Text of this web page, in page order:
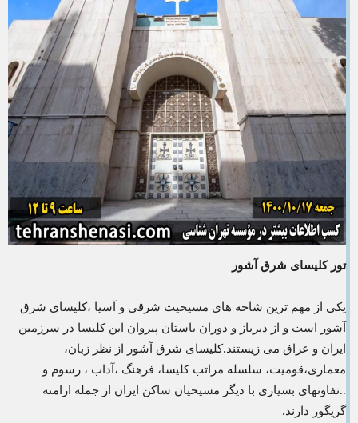
تور کلیسای شرق آشور
یکی از مهم ترین شاخه های مسیحیت شرقی و آسیا ،کلیسای شرق
آشور است و از دیرباز و دوران باستان پیروان این کلیسا در سرزمین
ایران و عراق می زیستند.کلیسای شرق آشور از نظر زبان،
معماری،قومیت، سلسله مراتب کلیسا، فرهنگ ،آداب ، رسوم و
..تفاوتهای بسیاری با دیگر مسیحیان ساکن ایران از جمله ارامنه
گریگور دارند.